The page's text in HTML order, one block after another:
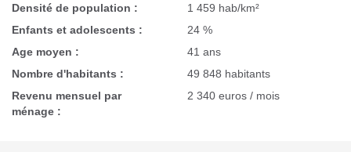
Densité de population :
1 459 hab/km²
Enfants et adolescents :
24 %
Age moyen :
41 ans
Nombre d'habitants :
49 848 habitants
Revenu mensuel par
ménage :
2 340 euros / mois